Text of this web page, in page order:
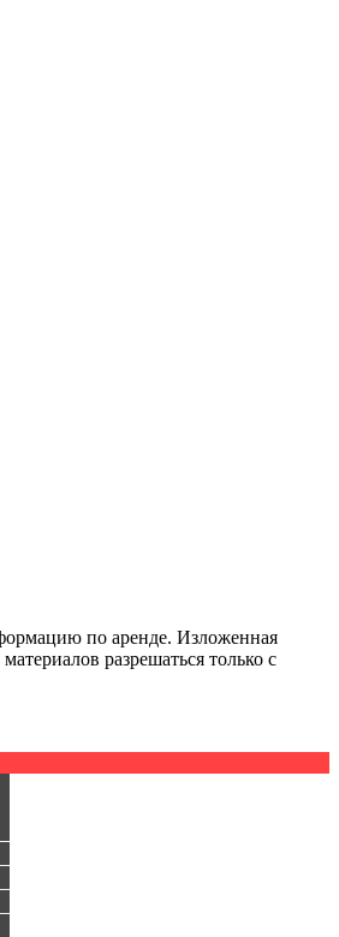
по аренде. Изложенная
разрешаться только с